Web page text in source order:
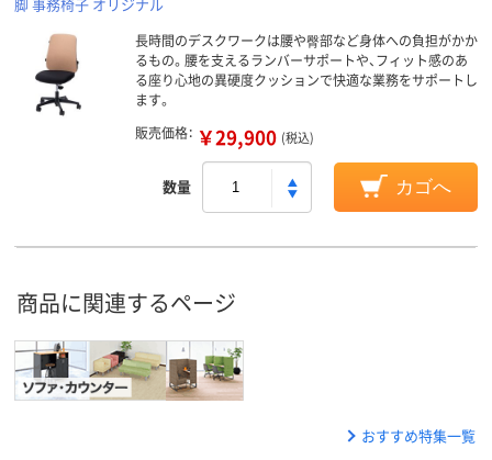
長時間のデスクワークは腰や臀部など身体への負担がかか
るもの。腰を支えるランバーサポートや、フィット感のあ
る座り心地の異硬度クッションで快適な業務をサポートし
ます。
販売価格： ￥29,900 (税込)
数量 カゴへ
商品に関連するページ
おすすめ特集一覧